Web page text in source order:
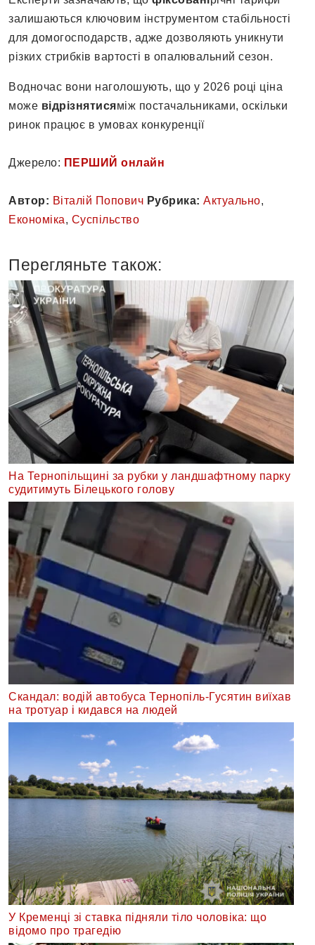
залишаються ключовим інструментом стабільності
для домогосподарств, адже дозволяють уникнути
різких стрибків вартості в опалювальний сезон.
Водночас вони наголошують, що у 2026 році ціна
може відрізнятисяміж постачальниками, оскільки
ринок працює в умовах конкуренції
Джерело: ПЕРШИЙ онлайн
Автор: Віталій Попович Рубрика: Актуально,
Економіка, Суспільство
Перегляньте також:
На Тернопільщині за рубки у ландшафтному парку
судитимуть Білецького голову
Скандал: водій автобуса Тернопіль-Гусятин виїхав
на тротуар і кидався на людей
У Кременці зі ставка підняли тіло чоловіка: що
відомо про трагедію